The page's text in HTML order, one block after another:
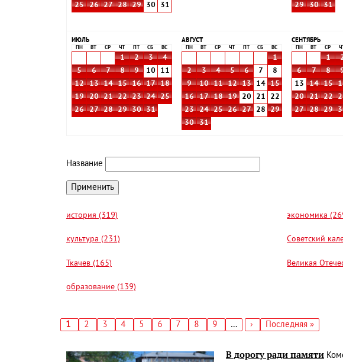
25
26 27 28 29 30 31
29
30 31
ИЮЛЬ
ПН ВТ СР ЧТ СБ ВС
1 2 3
4
5
6 7 8 9 10
11
12
13 14 15 16 17
18
19
20 21 22 23 24
25
26
27 28 29 30 31
АВГУСТ
ПН ВТ СР ЧТ СБ ВС
1
2
3 4 5 6 7
8
9
10 11 12 13 14
15
16
17 18 19 20 21
22
23
24 25 26 27 28
29
30
31
СЕНТЯБРЬ
ПН ВТ СР ЧТ
1
6
7 8
13
14 15
20
21 22
27
28 29
Название
история (319) экономика
культура (231) Советский
Ткачев (165) Великая
образование (139)
Текущая
1 Страница
2 Страница
3 Страница
4 Страница
5 Страница
6 Страница
7 Страница
8 Страница
9 …
Следующая
›
Последняя
Последняя »
В дорогу ради памяти